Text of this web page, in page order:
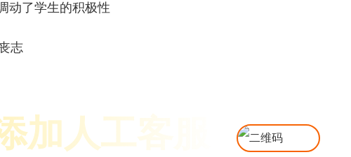
动了学生的积极性
志
加人工客服